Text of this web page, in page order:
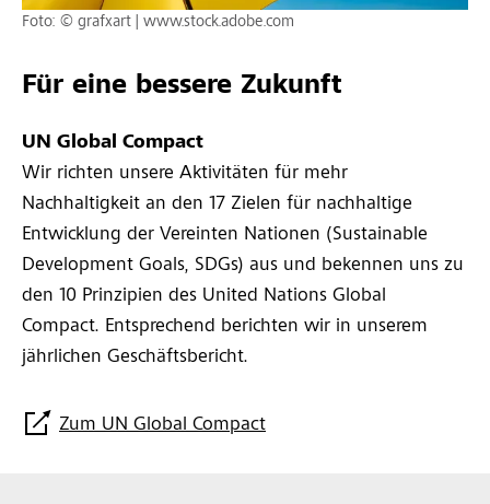
Für eine bessere Zukunft
UN Global Compact
Wir richten unsere Aktivitäten für mehr
Nachhaltigkeit an den 17 Zielen für nachhaltige
Entwicklung der Vereinten Nationen (Sustainable
Development Goals, SDGs) aus und bekennen uns zu
den 10 Prinzipien des United Nations Global
Compact. Entsprechend berichten wir in unserem
jährlichen Geschäftsbericht.
Zum UN Global Compact
Foto: © grafxart | www.stock.adobe.com